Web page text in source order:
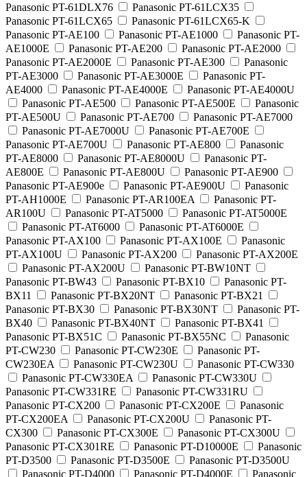
Panasonic PT-61DLX76
Panasonic PT-61LCX35
Panasonic PT-61LCX65
Panasonic PT-61LCX65-K
Panasonic PT-AE100
Panasonic PT-AE1000
Panasonic PT-
AE1000E
Panasonic PT-AE200
Panasonic PT-AE2000
Panasonic PT-AE2000E
Panasonic PT-AE300
Panasonic
PT-AE3000
Panasonic PT-AE3000E
Panasonic PT-
AE4000
Panasonic PT-AE4000E
Panasonic PT-AE4000U
Panasonic PT-AE500
Panasonic PT-AE500E
Panasonic
PT-AE500U
Panasonic PT-AE700
Panasonic PT-AE7000
Panasonic PT-AE7000U
Panasonic PT-AE700E
Panasonic PT-AE700U
Panasonic PT-AE800
Panasonic
PT-AE8000
Panasonic PT-AE8000U
Panasonic PT-
AE800E
Panasonic PT-AE800U
Panasonic PT-AE900
Panasonic PT-AE900e
Panasonic PT-AE900U
Panasonic
PT-AH1000E
Panasonic PT-AR100EA
Panasonic PT-
AR100U
Panasonic PT-AT5000
Panasonic PT-AT5000E
Panasonic PT-AT6000
Panasonic PT-AT6000E
Panasonic PT-AX100
Panasonic PT-AX100E
Panasonic
PT-AX100U
Panasonic PT-AX200
Panasonic PT-AX200E
Panasonic PT-AX200U
Panasonic PT-BW10NT
Panasonic PT-BW43
Panasonic PT-BX10
Panasonic PT-
BX11
Panasonic PT-BX20NT
Panasonic PT-BX21
Panasonic PT-BX30
Panasonic PT-BX30NT
Panasonic PT-
BX40
Panasonic PT-BX40NT
Panasonic PT-BX41
Panasonic PT-BX51C
Panasonic PT-BX55NC
Panasonic
PT-CW230
Panasonic PT-CW230E
Panasonic PT-
CW230EA
Panasonic PT-CW230U
Panasonic PT-CW330
Panasonic PT-CW330EA
Panasonic PT-CW330U
Panasonic PT-CW331RE
Panasonic PT-CW331RU
Panasonic PT-CX200
Panasonic PT-CX200E
Panasonic
PT-CX200EA
Panasonic PT-CX200U
Panasonic PT-
CX300
Panasonic PT-CX300E
Panasonic PT-CX300U
Panasonic PT-CX301RE
Panasonic PT-D10000E
Panasonic
PT-D3500
Panasonic PT-D3500E
Panasonic PT-D3500U
Panasonic PT-D4000
Panasonic PT-D4000E
Panasonic